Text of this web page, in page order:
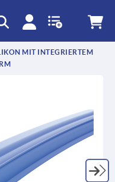
MIT INTEGRIERTEM